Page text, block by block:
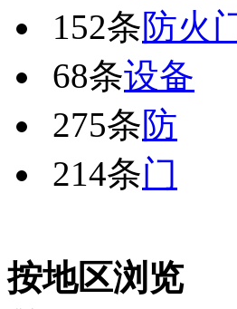
152条防火
68条设备
275条防
214条门
按地区浏览